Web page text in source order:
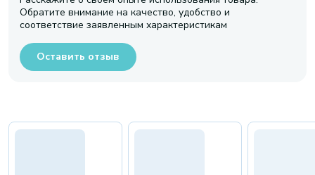
Обратите внимание на качество, удобство и
соответствие заявленным характеристикам
Оставить отзыв